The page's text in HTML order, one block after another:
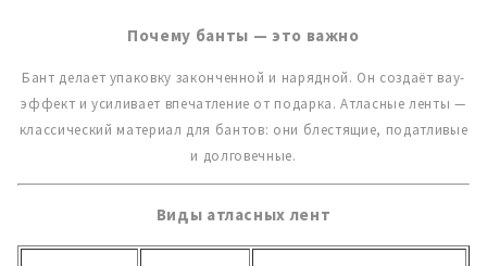
Почему банты — это важно
Бант делает упаковку законченной и нарядной. Он создаёт вау-
эффект и усиливает впечатление от подарка. Атласные ленты —
классический материал для бантов: они блестящие, податливые
и долговечные.
Виды атласных лент